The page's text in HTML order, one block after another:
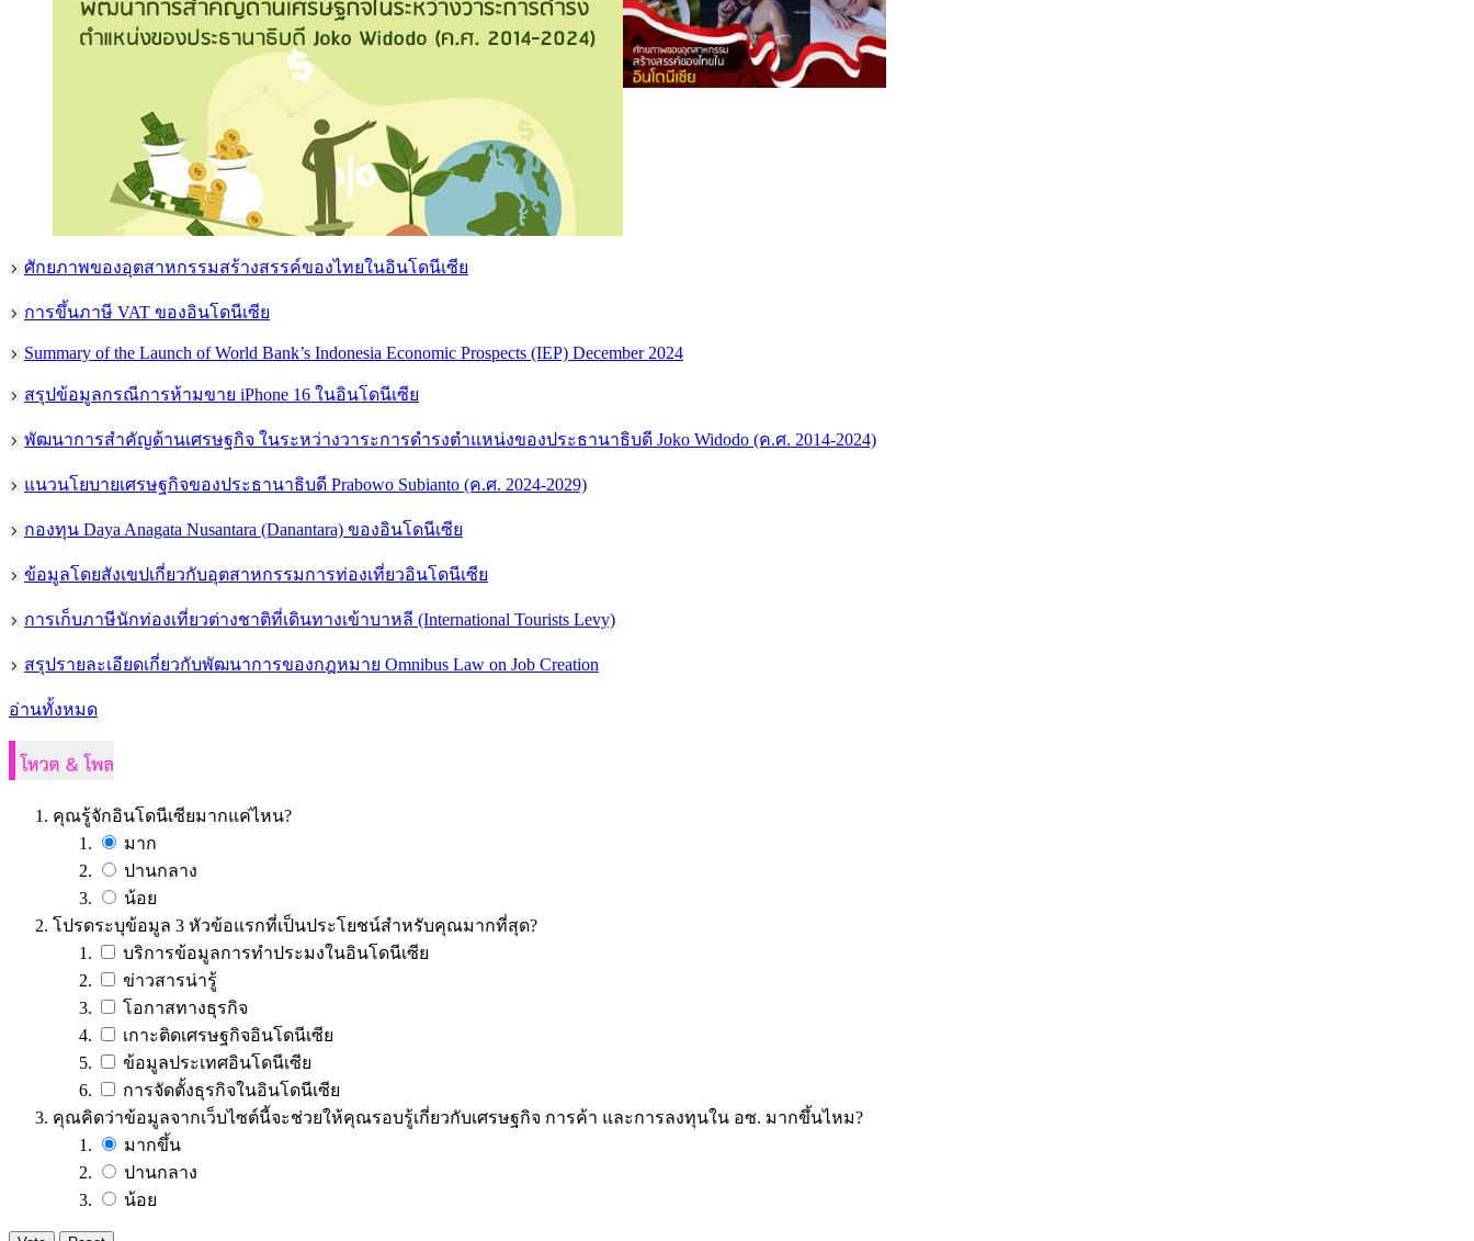
ศักยภาพของอุตสาหกรรมสร้างสรรค์ของไทยในอินโดนีเซีย
การขึ้นภาษี VAT ของอินโดนีเซีย
Summary of the Launch of World Bank’s Indonesia Economic Prospects (IEP) December 2024
สรุปข้อมูลกรณีการห้ามขาย iPhone 16 ในอินโดนีเซีย
พัฒนาการสำคัญด้านเศรษฐกิจ ในระหว่างวาระการดำรงตำแหน่งของประธานาธิบดี Joko Widodo (ค.ศ. 2014-2024)
แนวนโยบายเศรษฐกิจของประธานาธิบดี Prabowo Subianto (ค.ศ. 2024-2029)
กองทุน Daya Anagata Nusantara (Danantara) ของอินโดนีเซีย
ข้อมูลโดยสังเขปเกี่ยวกับอุตสาหกรรมการท่องเที่ยวอินโดนีเซีย
การเก็บภาษีนักท่องเที่ยวต่างชาติที่เดินทางเข้าบาหลี (International Tourists Levy)
สรุปรายละเอียดเกี่ยวกับพัฒนาการของกฎหมาย Omnibus Law on Job Creation
อ่านทั้งหมด
คุณรู้จักอินโดนีเซียมากแค่ไหน?
มาก
ปานกลาง
น้อย
โปรดระบุข้อมูล 3 หัวข้อแรกที่เป็นประโยชน์สำหรับคุณมากที่สุด?
บริการข้อมูลการทำประมงในอินโดนีเซีย
ข่าวสารน่ารู้
โอกาสทางธุรกิจ
เกาะติดเศรษฐกิจอินโดนีเซีย
ข้อมูลประเทศอินโดนีเซีย
การจัดตั้งธุรกิจในอินโดนีเซีย
คุณคิดว่าข้อมูลจากเว็บไซต์นี้จะช่วยให้คุณรอบรู้เกี่ยวกับเศรษฐกิจ การค้า และการลงทุนใน อซ. มากขึ้นไหม?
มากขึ้น
ปานกลาง
น้อย